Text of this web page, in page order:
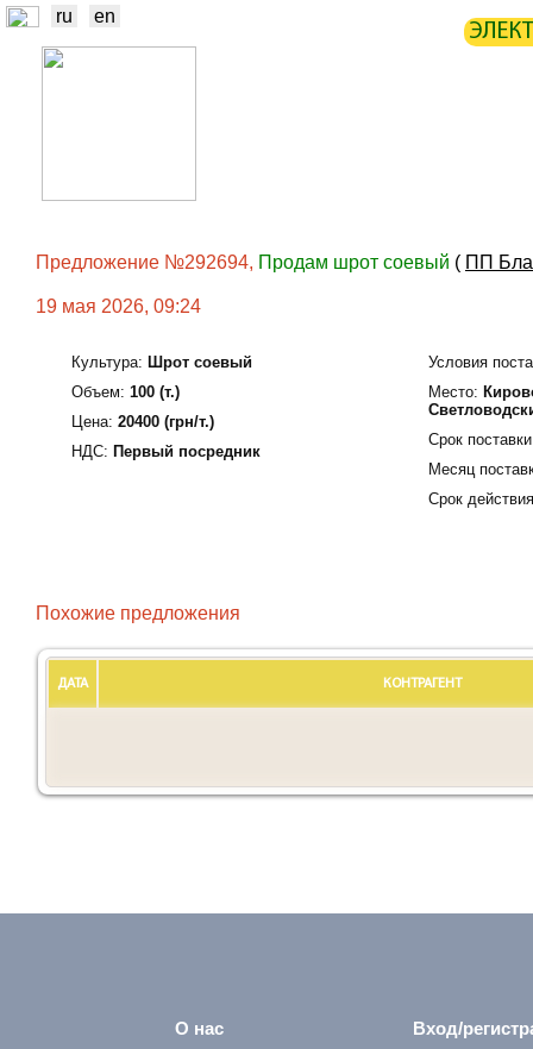
ru en
Предложение №292694, Продам шрот соевый ( ПП
19 мая 2026, 09:24
Культура: Шрот соевый
Объем: 100 (т.)
Цена: 20400 (грн/т.)
НДС: Первый посредник
Условия
Место:
Срок
Месяц
Срок
Похожие предложения
ДАТА КОНТРАГЕНТ
О нас
Вход/